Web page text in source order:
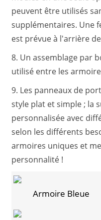
peuvent être utilisés
supplémentaires. Une
est prévue à l'arrière
8. Un assemblage par
utilisé entre les
9. Les panneaux de
style plat et simple ; la
personnalisée avec
selon les différents
armoires uniques et
personnalité !
Armoire Bleue